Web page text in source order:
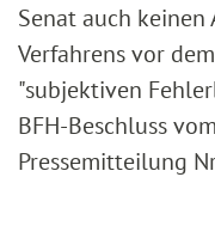
Senat auch keinen
Verfahrens vor
"subjektiven
BFH-Beschluss
Pressemitteilung